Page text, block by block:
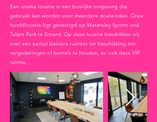
Een unieke locatie in een bosrijke omgeving die
gebruikt kan worden voor meerdere doeleinden. Onze
hoofdlocatie ligt gevestigd op Watersley Sports and
Talent Park te Sittard. Op deze locatie beschikken wij
over een aantal kleinere ruimtes ter beschikking om
vergaderingen of borrels te houden, zo ook deze VIP
ruimte.